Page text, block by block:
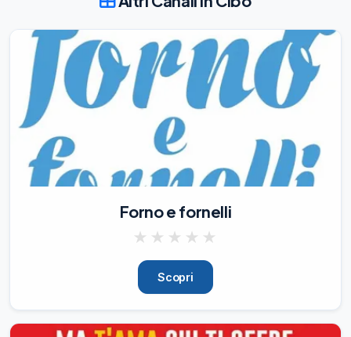
Criteri Ambientali Minimi (CAM) quali
strumenti strategici non solo per il
raggiungimento degli obiettivi ambientali,
ma anche per lo sviluppo di f
13/07/26 4
È online il Bilancio Sociale 2025 de i
Bambini delle Fate, l'organizzazione che
sostiene progetti di inclusione per
Bambini delle Fate ed è orgogliosa di
contribuire, insieme a tante altre aziende,
alla realizzazione di progetti concreti a
favore dei bambini, dei ragazzi e delle
loro famiglie.
Nel Bilancio Socia
Forno e fornelli
★ ★ ★ ★ ★
Scopri